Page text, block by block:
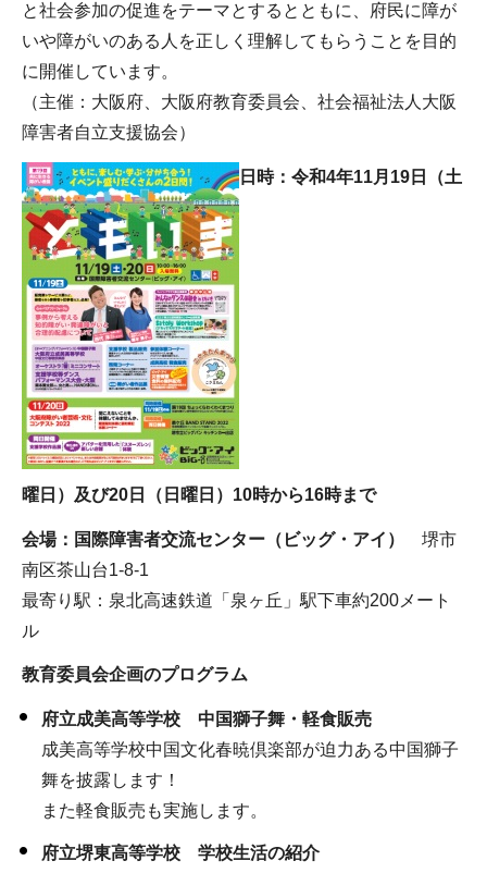
と社会参加の促進をテーマとするとともに、府民に障が
いや障がいのある人を正しく理解してもらうことを目的
に開催しています。
（主催：大阪府、大阪府教育委員会、社会福祉法人大阪
障害者自立支援協会）
日時：令和4年11月19日（土
曜日）及び20日（日曜日）10時から16時まで
会場：国際障害者交流センター（ビッグ・アイ） 堺市
南区茶山台1-8-1
最寄り駅：泉北高速鉄道「泉ヶ丘」駅下車約200メート
ル
教育委員会企画のプログラム
府立成美高等学校 中国獅子舞・軽食販売
成美高等学校中国文化春暁倶楽部が迫力ある中国獅子
舞を披露します！
また軽食販売も実施します。
府立堺東高等学校 学校生活の紹介